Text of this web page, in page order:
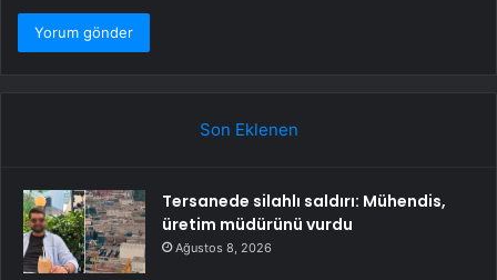
Son Eklenen
Tersanede silahlı saldırı: Mühendis,
üretim müdürünü vurdu
Ağustos 8, 2026